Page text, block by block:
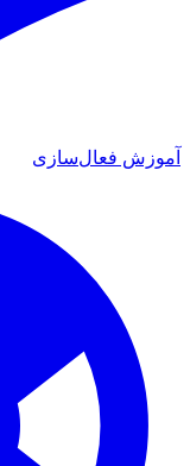
آموزش فعال‌سازی